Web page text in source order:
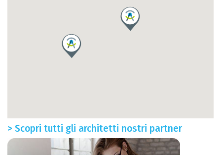
> Scopri tutti gli architetti nostri partner